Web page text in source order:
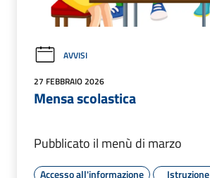
AVVISI
27 FEBBRAIO 2026
Mensa scolastica
Pubblicato il menù di marzo
Accesso all'informazione Istruzione